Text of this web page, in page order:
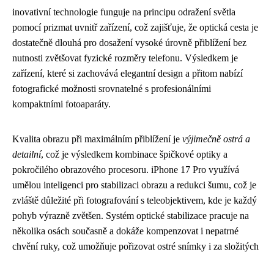
inovativní technologie funguje na principu odražení světla
pomocí prizmat uvnitř zařízení, což zajišťuje, že optická cesta je
dostatečně dlouhá pro dosažení vysoké úrovně přiblížení bez
nutnosti zvětšovat fyzické rozměry telefonu. Výsledkem je
zařízení, které si zachovává elegantní design a přitom nabízí
fotografické možnosti srovnatelné s profesionálními
kompaktními fotoaparáty.
Kvalita obrazu při maximálním přiblížení je výjimečně ostrá a
detailní, což je výsledkem kombinace špičkové optiky a
pokročilého obrazového procesoru. iPhone 17 Pro využívá
umělou inteligenci pro stabilizaci obrazu a redukci šumu, což je
zvláště důležité při fotografování s teleobjektivem, kde je každý
pohyb výrazně zvětšen. Systém optické stabilizace pracuje na
několika osách současně a dokáže kompenzovat i nepatrné
chvění ruky, což umožňuje pořizovat ostré snímky i za složitých